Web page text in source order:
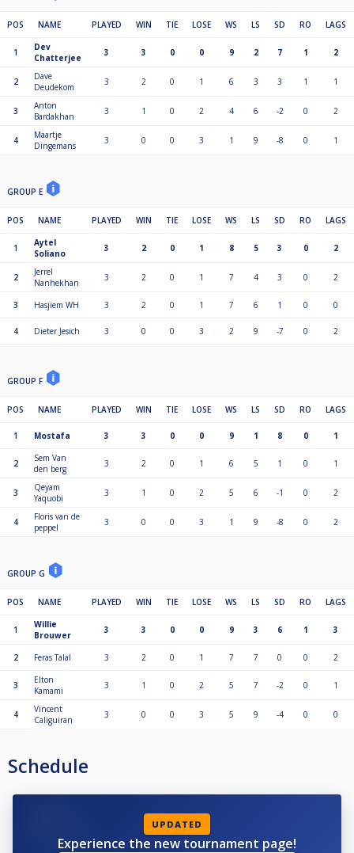
Top 32 van het eindtoernooi krijgt prijzengeld
POS NAME PLAYED WIN TIE LOSE WS LS SD RO LAGS
1
Dev
Chatterjee
3 3 0 0 9 2 7 1 2
2
Dave
Deudekom
3 2 0 1 6 3 3 1 1
3
Anton
Bardakhan
3 1 0 2 4 6 -2 0 2
4
Maartje
Dingemans
3 0 0 3 1 9 -8 0 1
GROUP E
POS NAME PLAYED WIN TIE LOSE WS LS SD RO LAGS
1
Aytel
Soliano
3 2 0 1 8 5 3 0 2
2
Jerrel
Nanhekhan
3 2 0 1 7 4 3 0 2
3 Hasjiem WH 3 2 0 1 7 6 1 0 0
4 Dieter Jesich 3 0 0 3 2 9 -7 0 2
GROUP F
POS NAME PLAYED WIN TIE LOSE WS LS SD RO LAGS
1 Mostafa 3 3 0 0 9 1 8 0 1
2
Sem Van
den berg
3 2 0 1 6 5 1 0 1
3
Qeyam
Yaquobi
3 1 0 2 5 6 -1 0 2
4
Floris van de
peppel
3 0 0 3 1 9 -8 0 2
GROUP G
POS NAME PLAYED WIN TIE LOSE WS LS SD RO LAGS
1
Willie
Brouwer
3 3 0 0 9 3 6 1 3
2 Feras Talal 3 2 0 1 7 7 0 0 2
3
Elton
Kamami
3 1 0 2 5 7 -2 0 1
4
Vincent
Caliguiran
3 0 0 3 5 9 -4 0 0
Schedule
UPDATED
Experience the new tournament page!